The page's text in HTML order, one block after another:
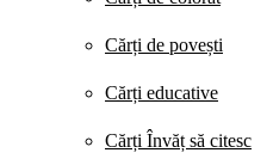
Cărți de povești
Cărți educative
Cărți Învăț să citesc